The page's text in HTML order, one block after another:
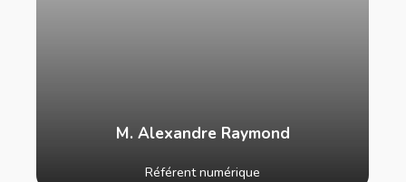
M. Alexandre Raymond
Référent numérique